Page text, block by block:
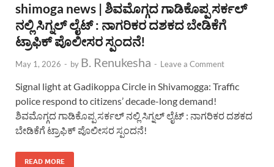
shimoga news | ಶಿವಮೊಗ್ಗದ ಗಾಡಿಕೊಪ್ಪ ಸರ್ಕಲ್
ನಲ್ಲಿ ಸಿಗ್ನಲ್ ಲೈಟ್ : ನಾಗರಿಕರ ದಶಕದ ಬೇಡಿಕೆಗೆ
ಟ್ರಾಫಿಕ್ ಪೊಲೀಸರ ಸ್ಪಂದನೆ!
May 1, 2026 - by B. Renukesha - Leave a Comment
Signal light at Gadikoppa Circle in Shivamogga: Traffic
police respond to citizens’ decade-long demand!
ಶಿವಮೊಗ್ಗದ ಗಾಡಿಕೊಪ್ಪ ಸರ್ಕಲ್ ನಲ್ಲಿ ಸಿಗ್ನಲ್ ಲೈಟ್ : ನಾಗರಿಕರ ದಶಕದ
ಬೇಡಿಕೆಗೆ ಟ್ರಾಫಿಕ್ ಪೊಲೀಸರ ಸ್ಪಂದನೆ!
READ MORE